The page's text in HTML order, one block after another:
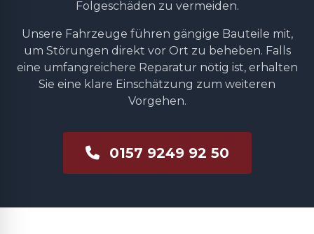
Folgeschäden zu vermeiden.
Unsere Fahrzeuge führen gängige Bauteile mit,
um Störungen direkt vor Ort zu beheben. Falls
eine umfangreichere Reparatur nötig ist, erhalten
Sie eine klare Einschätzung zum weiteren
Vorgehen.
0157 9249 92 50